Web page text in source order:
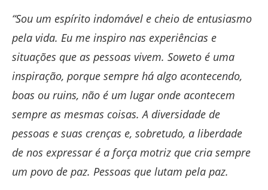
“Sou um espírito indomável e cheio de entusiasmo
pela vida. Eu me inspiro nas experiências e
situações que as pessoas vivem. Soweto é uma
inspiração, porque sempre há algo acontecendo,
boas ou ruins, não é um lugar onde acontecem
sempre as mesmas coisas. A diversidade de
pessoas e suas crenças e, sobretudo, a liberdade
de nos expressar é a força motriz que cria sempre
um povo de paz. Pessoas que lutam pela paz.